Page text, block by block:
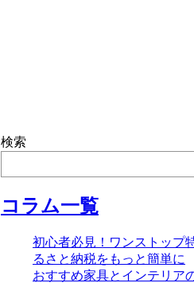
検索
コラム一覧
初心者必見！ワンストップ
るさと納税をもっと簡単に
おすすめ家具とインテリア